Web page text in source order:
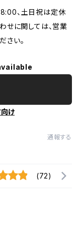
、土日祝は定休
せに関しては、営業
さい。
け
通報する
(72)